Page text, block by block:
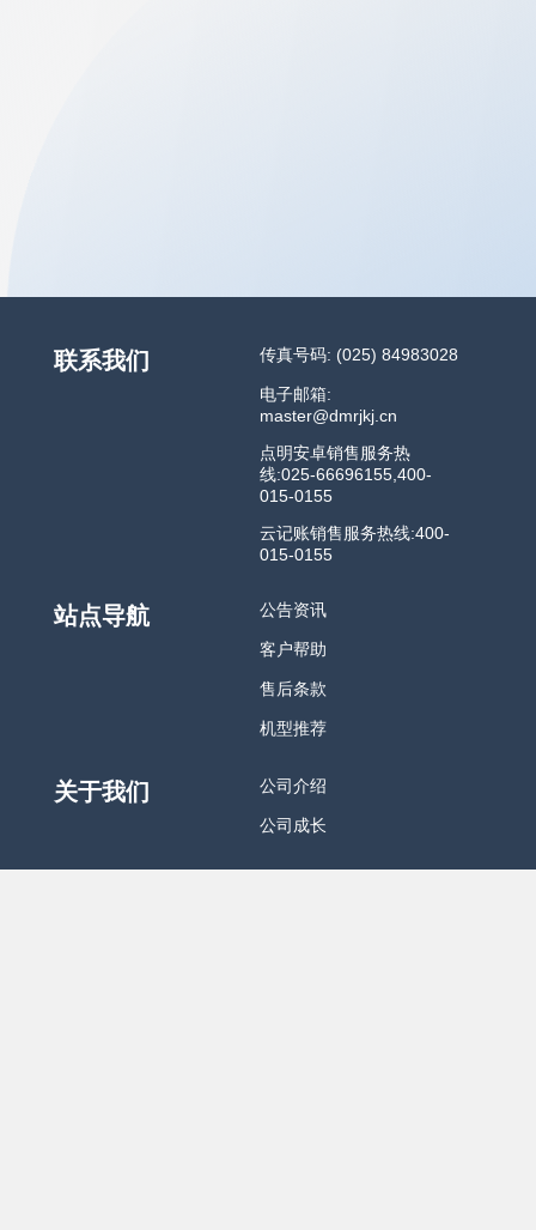
联系我们 传真号码: (025) 84983028
电子邮箱:
master@dmrjkj.cn
点明安卓销售服务热
线:025-66696155,400-
015-0155
云记账销售服务热线:400-
015-0155
站点导航 公告资讯
客户帮助
售后条款
机型推荐
关于我们 公司介绍
公司成长